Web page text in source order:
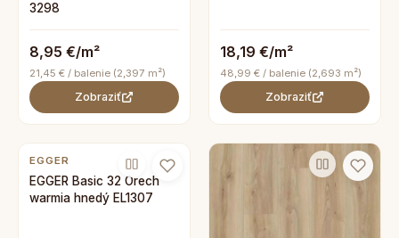
3298
8,95 €/m²
21,45 € / balenie (2,397 m²)
Zobraziť
18,19 €/m²
48,99 € / balenie (2,693 m²)
Zobraziť
EGGER
EGGER Basic 32 Orech
warmia hnedý EL1307